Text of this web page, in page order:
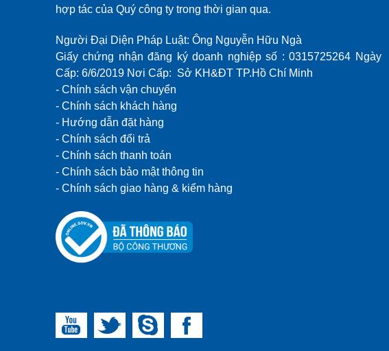
hợp tác của Quý công ty trong thời gian qua.
Người Đại Diện Pháp Luật: Ông Nguyễn Hữu Ngà
Giấy chứng nhận đăng ký doanh nghiệp số : 0315725264 Ngày
Cấp: 6/6/2019 Nơi Cấp: Sở KH&ĐT TP.Hồ Chí Minh
- Chính sách vận chuyển
- Chính sách khách hàng
- Hướng dẫn đặt hàng
- Chính sách đổi trả
- Chính sách thanh toán
- Chính sách bảo mật thông tin
- Chính sách giao hàng & kiểm hàng